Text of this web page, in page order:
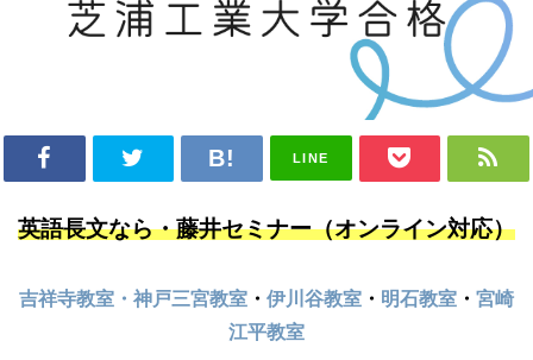
LINE
英語長文なら・藤井セミナー（オンライン対応）
吉祥寺教室・ 神戸三宮教室 ・ 伊川谷教室 ・ 明石教室 ・ 宮崎
江平教室